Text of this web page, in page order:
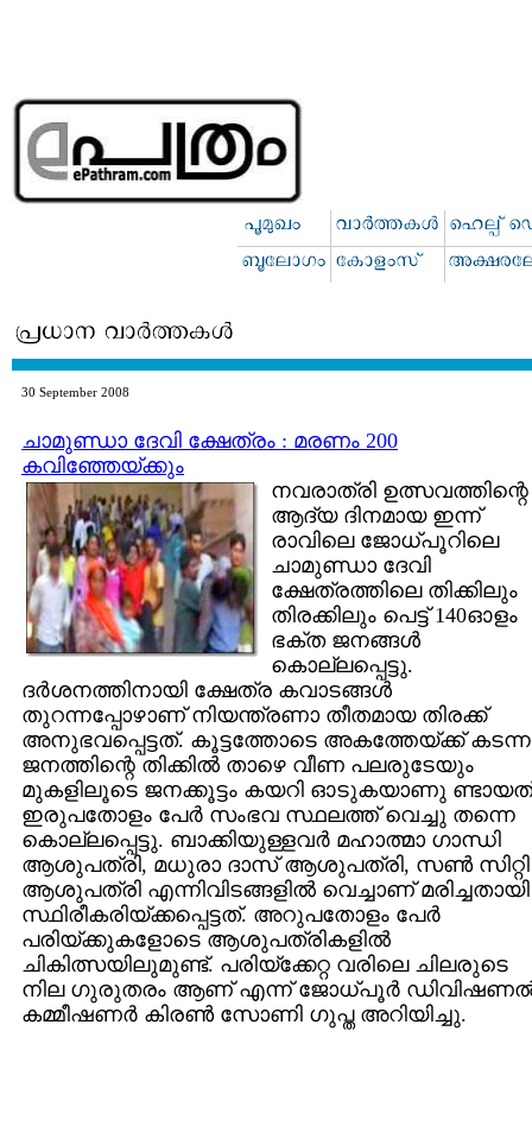
30 September 2008
ചാമുണ്ഡാ ദേവി ക്ഷേത്രം : മരണം 200
കവിഞ്ഞേയ്ക്കും
നവരാത്രി ഉത്സവത്തിന്റെ
ആദ്യ ദിനമായ ഇന്ന്
രാവിലെ ജോധ്പൂറിലെ
ചാമുണ്ഡാ ദേവി
ക്ഷേത്രത്തിലെ തിക്കിലും
തിരക്കിലും പെട്ട് 140ഓളം
ഭക്ത ജനങ്ങള്‍
കൊല്ലപ്പെട്ടു.
ദര്‍ശനത്തിനായി ക്ഷേത്ര കവാടങ്ങള്‍
തുറന്നപ്പോഴാണ് നിയന്ത്രണാ തീതമായ തിരക്ക്
അനുഭവപ്പെട്ടത്. കൂട്ടത്തോടെ അകത്തേയ്ക്ക് കടന്ന
ജനത്തിന്റെ തിക്കില്‍ താഴെ വീണ പലരുടേയും
മുകളിലൂടെ ജനക്കൂട്ടം കയറി ഓടുകയാണു
ഇരുപതോളം പേര്‍ സംഭവ സ്ഥലത്ത് വെച്ചു തന്നെ
കൊല്ലപ്പെട്ടു. ബാക്കിയുള്ളവര്‍ മഹാത്മാ ഗാന്ധി
ആശുപത്രി, മധുരാ ദാസ് ആശുപത്രി, സണ്‍ സിറ്റി
ആശുപത്രി എന്നിവിടങ്ങളില്‍ വെച്ചാണ് മരിച്ചതായി
സ്ഥിരീകരിയ്ക്കപ്പെട്ടത്. അറുപതോളം പേര്‍
പരിയ്ക്കുകളോടെ ആശുപത്രികളില്‍
ചികിത്സയിലുമുണ്ട്. പരിയ്ക്കേറ്റ വരിലെ ചിലരുടെ
നില ഗുരുതരം ആണ് എന്ന് ജോധ്പൂര്‍
കമ്മീഷണര്‍ കിരണ്‍ സോണി ഗുപ്ത അറിയിച്ചു.